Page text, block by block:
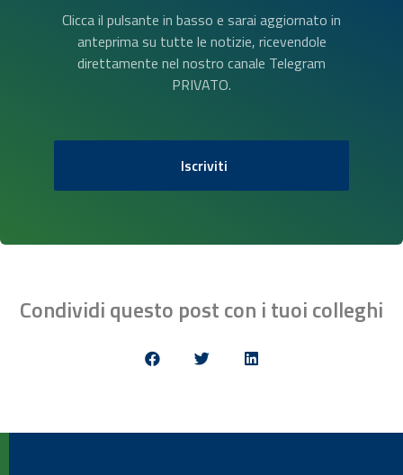
Clicca il pulsante in basso e sarai aggiornato in
anteprima su tutte le notizie, ricevendole
direttamente nel nostro canale Telegram
PRIVATO.
Iscriviti
Condividi questo post con i tuoi colleghi